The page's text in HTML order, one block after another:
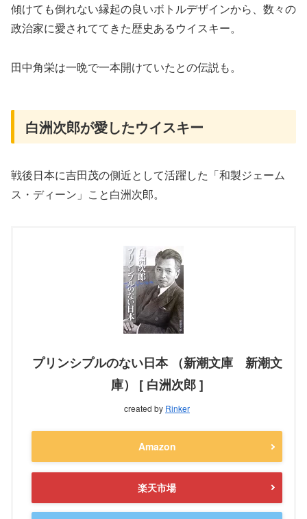
傾けても倒れない縁起の良いボトルデザインから、数々の
政治家に愛されててきた歴史あるウイスキー。
田中角栄は一晩で一本開けていたとの伝説も。
白洲次郎が愛したウイスキー
戦後日本に吉田茂の側近として活躍した「和製ジェーム
ス・ディーン」こと白洲次郎。
プリンシプルのない日本 （新潮文庫 新潮文
庫） [ 白洲次郎 ]
created by Rinker
Amazon
楽天市場